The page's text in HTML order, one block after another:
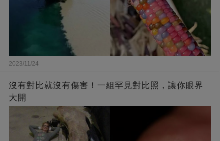
2023/11/24
沒有對比就沒有傷害！一組罕見對比照，讓你眼界
大開